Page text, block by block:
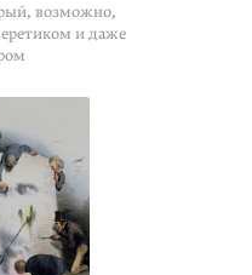
возможно,
и даже